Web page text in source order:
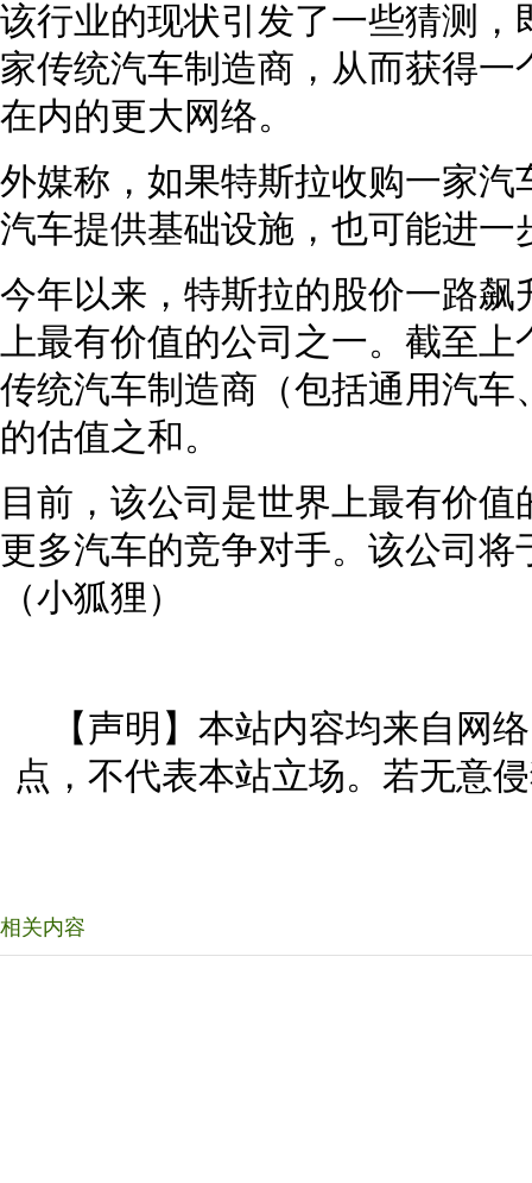
该行业的现状引发了一些猜测
家传统汽车制造商，从而获得
在内的更大网络。
外媒称，如果特斯拉收购一家
汽车提供基础设施，也可能进
今年以来，特斯拉的股价一路
上最有价值的公司之一。截至
传统汽车制造商（包括通用汽
的估值之和。
目前，该公司是世界上最有价
更多汽车的竞争对手。该公司将
（小狐狸）
【声明】本站内容均来自网
点，不代表本站立场。若无意
相关内容